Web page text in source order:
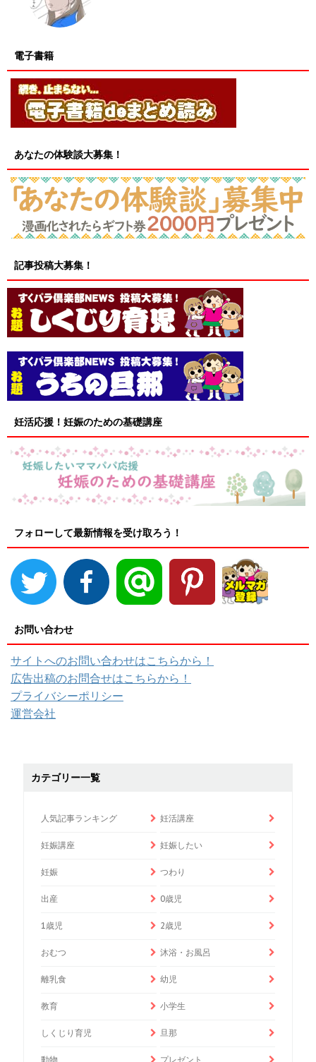
電子書籍
あなたの体験談大募集！
記事投稿大募集！
妊活応援！妊娠のための基礎講座
フォローして最新情報を受け取ろう！
お問い合わせ
サイトへのお問い合わせはこちらから！
広告出稿のお問合せはこちらから！
プライバシーポリシー
運営会社
カテゴリー一覧
人気記事ランキング 妊活講座
妊娠講座 妊娠したい
妊娠 つわり
出産 0歳児
1歳児 2歳児
おむつ 沐浴・お風呂
離乳食 幼児
教育 小学生
しくじり育児 旦那
動物 プレゼント